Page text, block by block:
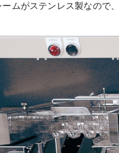
ームがステンレス製なので